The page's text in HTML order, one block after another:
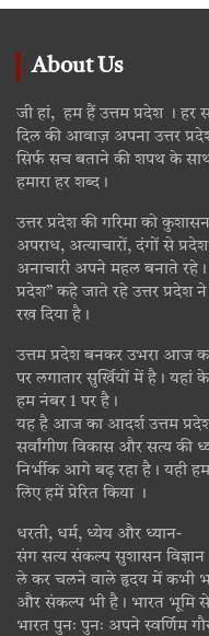
About Us
जी हां, हम हैं उत्तम प्रदेश । हर
दिल की आवाज़ अपना उत्तर
सिर्फ सच बताने की शपथ के
हमारा हर शब्द।
उत्तर प्रदेश की गरिमा को
अपराध, अत्याचारों, दंगों से
अनाचारी अपने महल बनाते
प्रदेश” कहे जाते रहे उत्तर
रख दिया है।
उत्तम प्रदेश बनकर उभरा आज का
पर लगातार सुर्खियों में है।
हम नंबर 1 पर है।
यह है आज का आदर्श उत्तम प्रदेश
सर्वांगीण विकास और सत्य की
निर्भीक आगे बढ़ रहा है। यही
लिए हमें प्रेरित किया ।
धरती, धर्म, ध्येय और ध्यान-
संग सत्य संकल्प सुशासन विज्ञान
ले कर चलने वाले हृदय में कभी
और संकल्प भी है। भारत भूमि से
भारत पुनः पुनः अपने स्वर्णिम